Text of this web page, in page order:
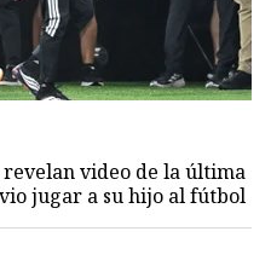
revelan video de la última
jugar a su hijo al fútbol